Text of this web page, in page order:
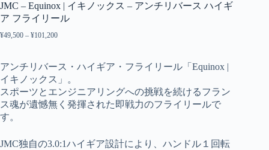
JMC – Equinox | イキノックス – アンチリバース ハイギ
ア フライリール
¥49,500 – ¥101,200価
¥49,500
¥101,200
アンチリバース・ハイギア・フライリール「Equinox |
イキノックス」。
スポーツとエンジニアリングへの挑戦を続けるフラン
ス魂が遺憾無く発揮された即戦力のフライリールで
す。
JMC独自の3.0:1ハイギア設計により、ハンドル１回転